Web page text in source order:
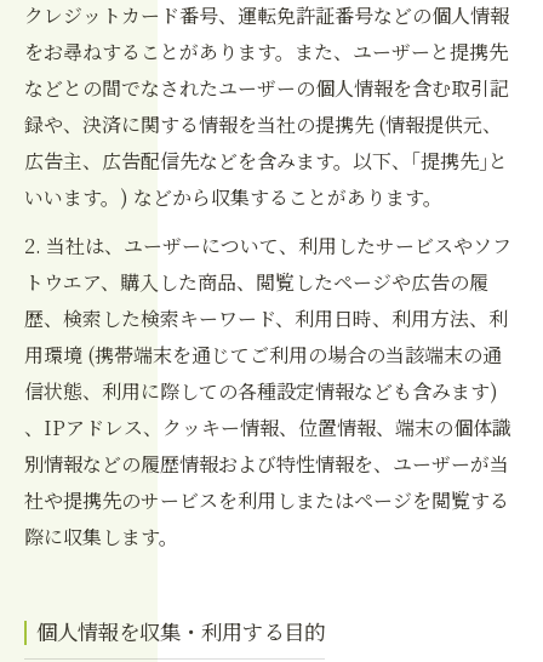
クレジットカード番号、運転免許証番号などの個人情報
をお尋ねすることがあります。また、ユーザーと提携先
などとの間でなされたユーザーの個人情報を含む取引記
録や、決済に関する情報を当社の提携先 (情報提供元、
広告主、広告配信先などを含みます。以下、｢提携先｣と
いいます。) などから収集することがあります。
2. 当社は、ユーザーについて、利用したサービスやソフ
トウエア、購入した商品、閲覧したページや広告の履
歴、検索した検索キーワード、利用日時、利用方法、利
用環境 (携帯端末を通じてご利用の場合の当該端末の通
信状態、利用に際しての各種設定情報なども含みます)
、IPアドレス、クッキー情報、位置情報、端末の個体識
別情報などの履歴情報および特性情報を、ユーザーが当
社や提携先のサービスを利用しまたはページを閲覧する
際に収集します。
個人情報を収集・利用する目的